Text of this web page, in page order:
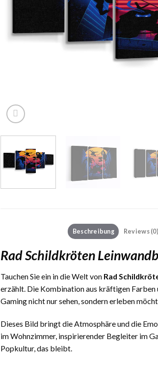
Beschreibung Reviews (0)
Rad Schildkröten
Tauchen Sie ein in die Welt von Rad
erzählt. Die Kombination aus kräftigen
Gaming nicht nur sehen, sondern erleben
Dieses Bild bringt die Atmosphäre und die
im Wohnzimmer, inspirierender Begleiter im
Popkultur, das bleibt.